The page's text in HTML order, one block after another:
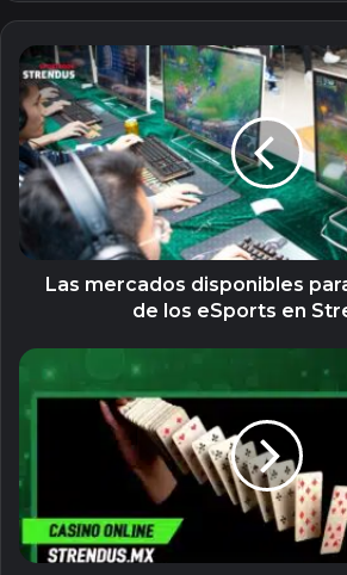
Las
mercados
disponibles
para
que
disfrutes
de
eSports
Las mercados disponibles
de los eSports en
3
trucos
de
con
cartas
puedes
hacer